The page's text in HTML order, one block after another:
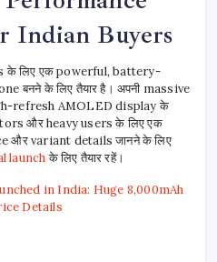
Indian Buyers
के लिए एक powerful, battery-
बनने के लिए तैयार है। अपनी massive
refresh AMOLED display के
और heavy users के लिए एक
और variant details जानने के लिए
launchके लिए तैयार रहें।
in India: Huge 8,000mAh
Details